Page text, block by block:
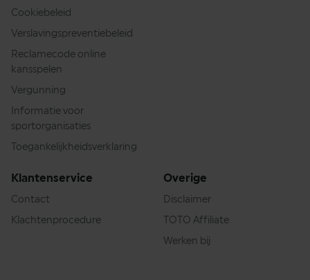
Cookiebeleid
Verslavingspreventiebeleid
Reclamecode online
kansspelen
Vergunning
Informatie voor
sportorganisaties
Toegankelijkheidsverklaring
Klantenservice
Contact
Klachtenprocedure
Overige
Disclaimer
TOTO Affiliate
Werken bij